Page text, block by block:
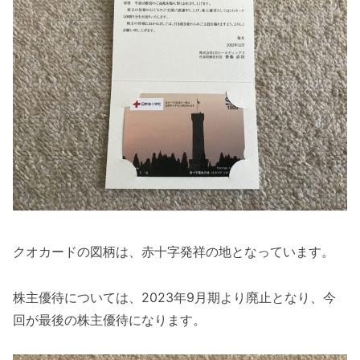
クオカードの図柄は、赤十字発祥の地となっています。
株主優待については、2023年9月期より廃止となり、今
回が最後の株主優待になります。